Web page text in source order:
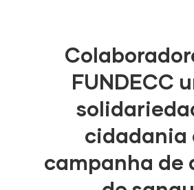
FUNDECC
cidadania
campanha de